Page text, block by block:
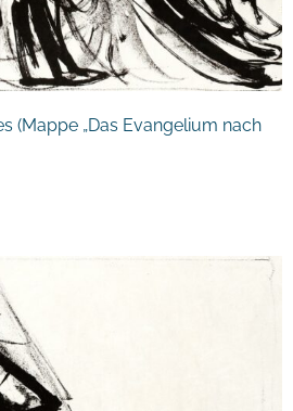
(Mappe „Das Evangelium nach